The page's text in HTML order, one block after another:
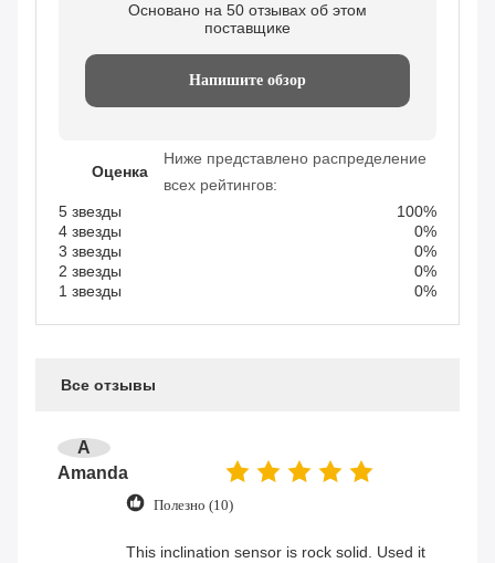
Основано на 50 отзывах об этом
поставщике
Напишите обзор
Оценка
Ниже представлено распределение
всех рейтингов:
5 звезды
100%
4 звезды
0%
3 звезды
0%
2 звезды
0%
1 звезды
0%
Все отзывы
A
Amanda
Полезно (10)
This inclination sensor is rock solid. Used it